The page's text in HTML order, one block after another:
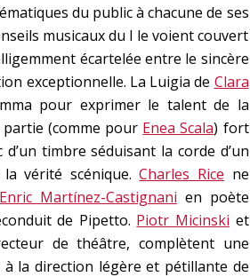
du public à chacune de ses
musicaux du I le voient couvert
écartelée entre le sincère
exceptionnelle. La Luigia de Clara
pour exprimer le talent de la
(comme pour Enea Scala) fort
d’un timbre séduisant la corde d’un
vérité scénique.Charles Rice ne
Enric Martínez-Castignani en poète
de Pipetto. Piotr Micinski et
de théâtre, complètent une
la direction légère et pétillante de